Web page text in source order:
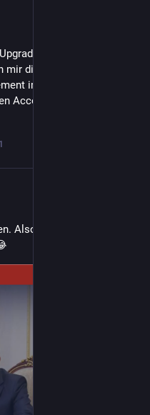
zu
die nächsten Tage mal
immer manuell und
1
Also nicht das Video,